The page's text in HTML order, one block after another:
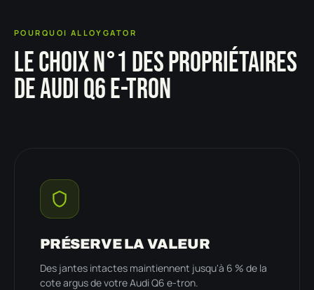
POURQUOI ALLOYGATOR
LE CHOIX N°1 DES PROPRIÉTAIRES
DE AUDI Q6 E-TRON
PRÉSERVE LA VALEUR
Des jantes intactes maintiennent jusqu'à 6 % de la
cote argus de votre Audi Q6 e-tron.